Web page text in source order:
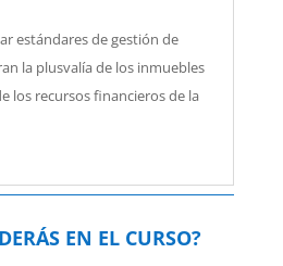
estándares de gestión de
la plusvalía de los inmuebles
los recursos financieros de la
EN EL CURSO?